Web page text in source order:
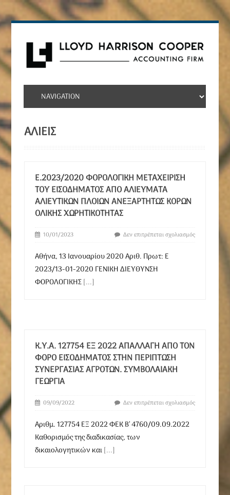
ΑΛΙΕΙΣ
Ε.2023/2020 ΦΟΡΟΛΟΓΙΚΉ ΜΕΤΑΧΕΊΡΙΣΗ
ΤΟΥ ΕΙΣΟΔΉΜΑΤΟΣ ΑΠΌ ΑΛΙΕΎΜΑΤΑ
ΑΛΙΕΥΤΙΚΏΝ ΠΛΟΊΩΝ ΑΝΕΞΑΡΤΉΤΩΣ ΚΌΡΩΝ
ΟΛΙΚΉΣ ΧΩΡΗΤΙΚΌΤΗΤΑΣ
10/01/2023 Δεν επιτρέπεται σχολιασμός
Αθήνα, 13 Ιανουαρίου 2020 Αριθ. Πρωτ: Ε
2023/13-01-2020 ΓΕΝΙΚΗ ΔΙΕΥΘΥΝΣΗ
ΦΟΡΟΛΟΓΙΚΗΣ[...]
Κ.Υ.Α. 127754 ΕΞ 2022 ΑΠΑΛΛΑΓΉ ΑΠΌ ΤΟΝ
ΦΌΡΟ ΕΙΣΟΔΉΜΑΤΟΣ ΣΤΗΝ ΠΕΡΊΠΤΩΣΗ
ΣΥΝΕΡΓΑΣΊΑΣ ΑΓΡΟΤΏΝ. ΣΥΜΒΟΛΑΙΑΚΉ
ΓΕΩΡΓΊΑ
09/09/2022 Δεν επιτρέπεται σχολιασμός
Αριθμ. 127754 ΕΞ 2022 ΦΕΚ B’ 4760/09.09.2022
Καθορισμός της διαδικασίας, των
δικαιολογητικών και[...]